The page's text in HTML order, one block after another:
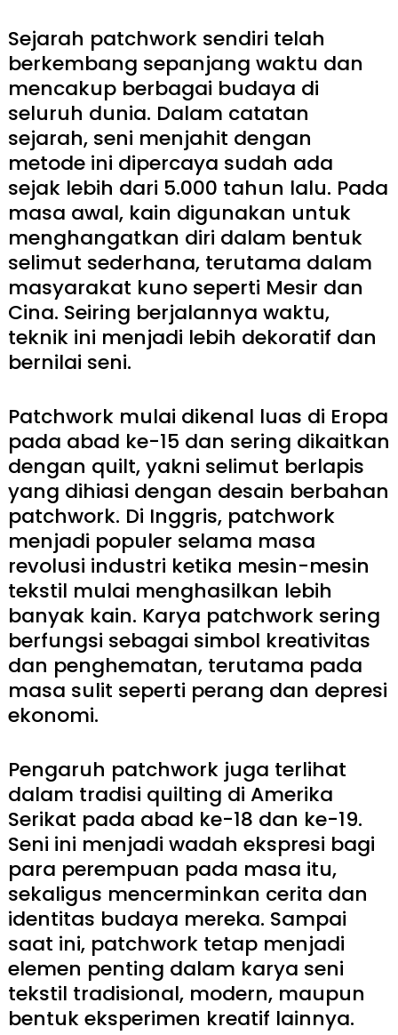
Sejarah patchwork sendiri telah
berkembang sepanjang waktu dan
mencakup berbagai budaya di
seluruh dunia. Dalam catatan
sejarah, seni menjahit dengan
metode ini dipercaya sudah ada
sejak lebih dari 5.000 tahun lalu. Pada
masa awal, kain digunakan untuk
menghangatkan diri dalam bentuk
selimut sederhana, terutama dalam
masyarakat kuno seperti Mesir dan
Cina. Seiring berjalannya waktu,
teknik ini menjadi lebih dekoratif dan
bernilai seni.
Patchwork mulai dikenal luas di Eropa
pada abad ke-15 dan sering dikaitkan
dengan quilt, yakni selimut berlapis
yang dihiasi dengan desain berbahan
patchwork. Di Inggris, patchwork
menjadi populer selama masa
revolusi industri ketika mesin-mesin
tekstil mulai menghasilkan lebih
banyak kain. Karya patchwork sering
berfungsi sebagai simbol kreativitas
dan penghematan, terutama pada
masa sulit seperti perang dan depresi
ekonomi.
Pengaruh patchwork juga terlihat
dalam tradisi quilting di Amerika
Serikat pada abad ke-18 dan ke-19.
Seni ini menjadi wadah ekspresi bagi
para perempuan pada masa itu,
sekaligus mencerminkan cerita dan
identitas budaya mereka. Sampai
saat ini, patchwork tetap menjadi
elemen penting dalam karya seni
tekstil tradisional, modern, maupun
bentuk eksperimen kreatif lainnya.